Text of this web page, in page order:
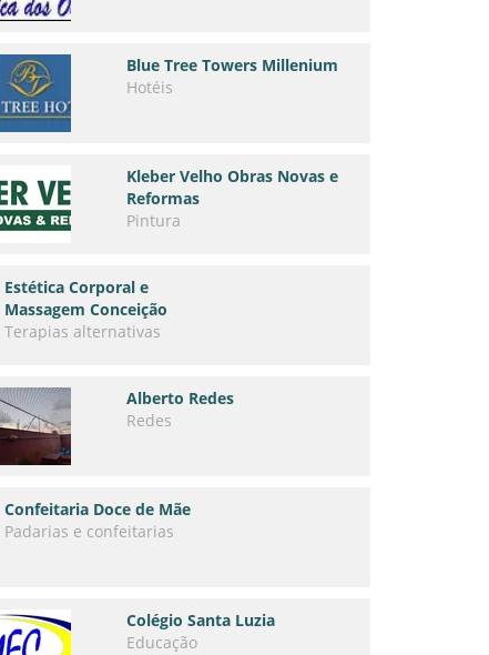
Blue Tree Towers Millenium
Hotéis
Kleber Velho Obras Novas e
Reformas
Pintura
Estética Corporal e
Massagem Conceição
Terapias alternativas
Alberto Redes
Redes
Confeitaria Doce de Mãe
Padarias e confeitarias
Colégio Santa Luzia
Educação